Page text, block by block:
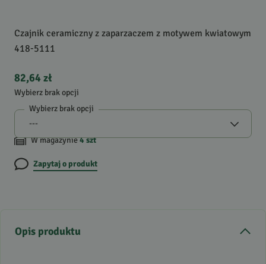
Czajnik ceramiczny z zaparzaczem z motywem kwiatowym
418-5111
82,64 zł
Wybierz brak opcji
Wybierz brak opcji
W magazynie4szt
Zapytaj o produkt
Opis produktu